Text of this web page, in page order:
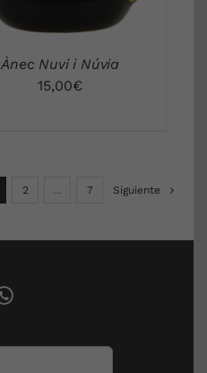
Ànec Nuvi i Núvia
15,00€
2 7 Siguiente